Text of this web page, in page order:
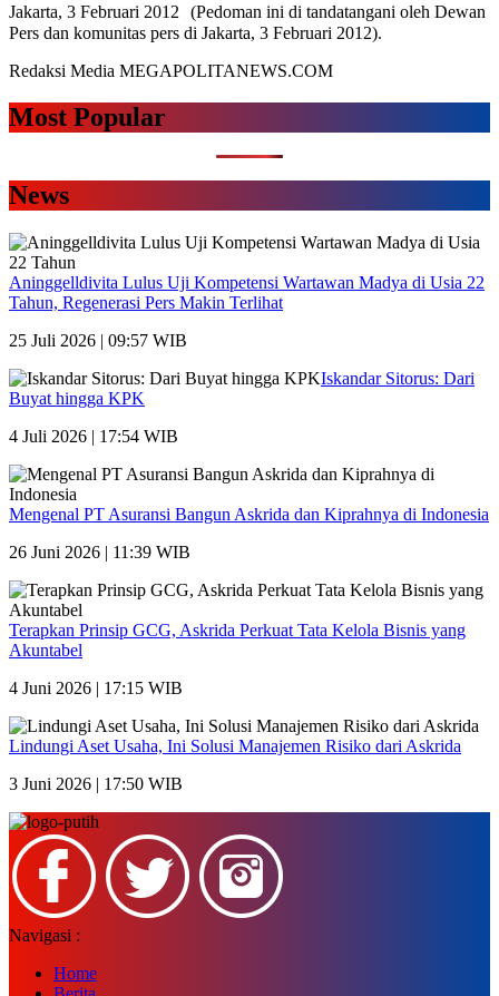
Jakarta, 3 Februari 2012 (Pedoman ini di tandatangani oleh Dewan
Pers dan komunitas pers di Jakarta, 3 Februari 2012).
Redaksi Media MEGAPOLITANEWS.COM
Most Popular
News
Aninggelldivita Lulus Uji Kompetensi Wartawan Madya di Usia 22
Tahun, Regenerasi Pers Makin Terlihat
25 Juli 2026 | 09:57 WIB
Iskandar Sitorus: Dari
Buyat hingga KPK
4 Juli 2026 | 17:54 WIB
Mengenal PT Asuransi Bangun Askrida dan Kiprahnya di Indonesia
26 Juni 2026 | 11:39 WIB
Terapkan Prinsip GCG, Askrida Perkuat Tata Kelola Bisnis yang
Akuntabel
4 Juni 2026 | 17:15 WIB
Lindungi Aset Usaha, Ini Solusi Manajemen Risiko dari Askrida
3 Juni 2026 | 17:50 WIB
Navigasi :
Home